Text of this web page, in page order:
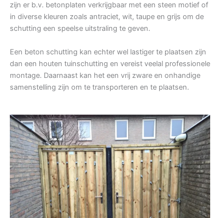
zijn er b.v. betonplaten verkrijgbaar met een steen motief of
in diverse kleuren zoals antraciet, wit, taupe en grijs om de
schutting een speelse uitstraling te geven.
Een beton schutting kan echter wel lastiger te plaatsen zijn
dan een houten tuinschutting en vereist veelal professionele
montage. Daarnaast kan het een vrij zware en onhandige
samenstelling zijn om te transporteren en te plaatsen.